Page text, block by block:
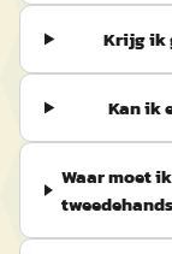
Krijg ik
Kan ik
Waar moet